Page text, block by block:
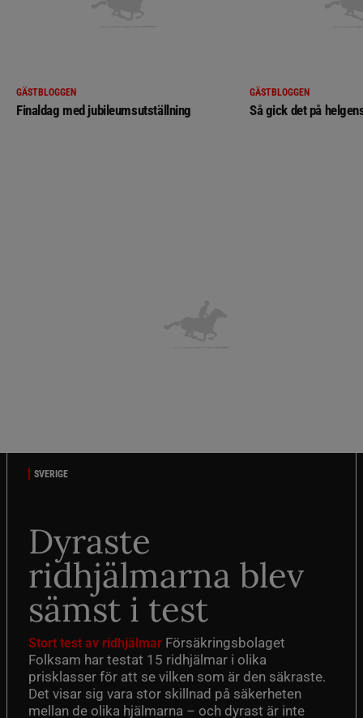
GÄSTBLOGGEN
Finaldag med jubileumsutställning
GÄSTBLOGGEN
Så gick det på
SVERIGE
Dyraste
ridhjälmarna blev
sämst i test
Stort test av ridhjälmar Försäkringsbolaget
Folksam har testat 15 ridhjälmar i olika
prisklasser för att se vilken som är den säkraste.
Det visar sig vara stor skillnad på säkerheten
mellan de olika hjälmarna – och dyrast är inte